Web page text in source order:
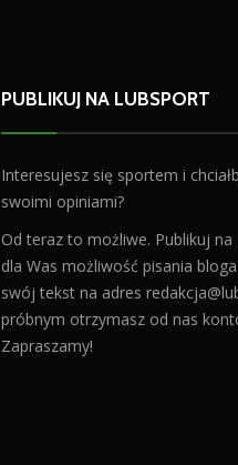
PUBLIKUJ NA LUBSPORT
Interesujesz się sportem i
swoimi opiniami?
Od teraz to możliwe. Publikuj
dla Was możliwość pisania
swój tekst na adres
próbnym otrzymasz od nas
Zapraszamy!